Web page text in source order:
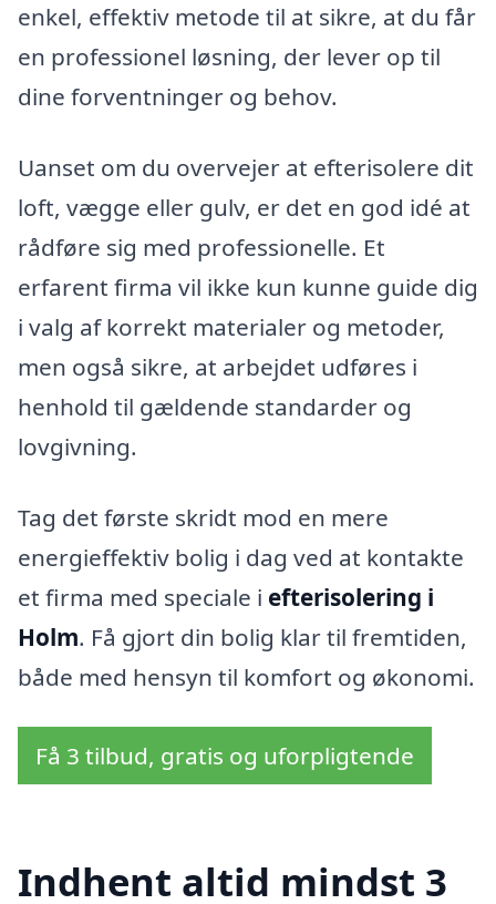
enkel, effektiv metode til at sikre, at du får
en professionel løsning, der lever op til
dine forventninger og behov.
Uanset om du overvejer at efterisolere dit
loft, vægge eller gulv, er det en god idé at
rådføre sig med professionelle. Et
erfarent firma vil ikke kun kunne guide dig
i valg af korrekt materialer og metoder,
men også sikre, at arbejdet udføres i
henhold til gældende standarder og
lovgivning.
Tag det første skridt mod en mere
energieffektiv bolig i dag ved at kontakte
et firma med speciale i efterisolering i
Holm. Få gjort din bolig klar til fremtiden,
både med hensyn til komfort og økonomi.
Få 3 tilbud, gratis og uforpligtende
Indhent altid mindst 3